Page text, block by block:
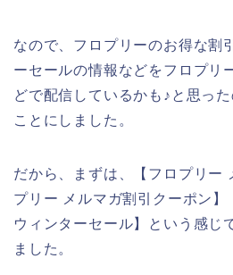
なので、フロプリーのお得な割
ーセールの情報などをフロプリ
どで配信しているかも♪と思っ
ことにしました。
だから、まずは、【フロプリー
プリー メルマガ割引クーポン
ウィンターセール】という感じ
ました。